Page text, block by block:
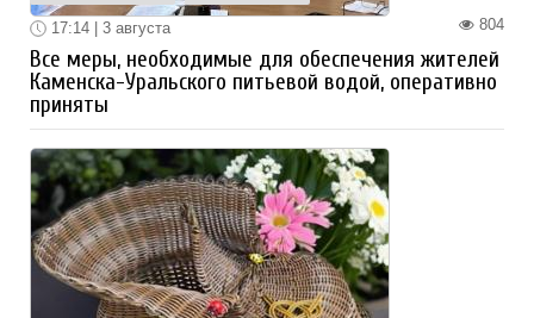
804
17:14 | 3 августа
Все меры, необходимые для обеспечения жителей
Каменска-Уральского питьевой водой, оперативно
приняты